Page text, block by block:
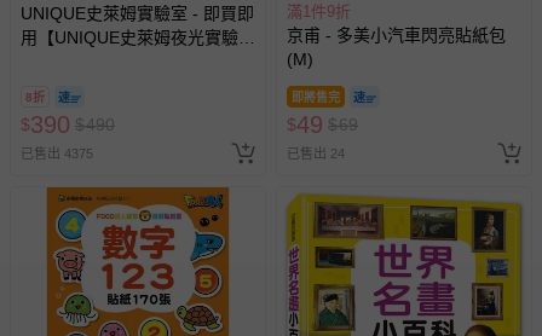
UNIQUE史萊姆實驗室 - 即買即
用【UNIQUE史萊姆夜光實驗室
訂單編號兌換，逾期作廢) (大
人小孩均一價(3歲以上需購票))
8折
$390 $490
已售出 4375
滿1件9折
京甫 - 多美小汽車閃亮貼紙包
(M)
即將售完
$49 $69
已售出 24